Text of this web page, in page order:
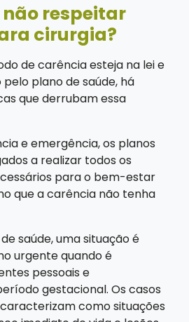
respeitar
cirurgia?
de carência esteja na lei e
plano de saúde, há
que derrubam essa
e emergência, os planos
a realizar todos os
para o bem-estar
que a carência não tenha
saúde, uma situação é
urgente quando é
pessoais e
gestacional. Os casos
como situações